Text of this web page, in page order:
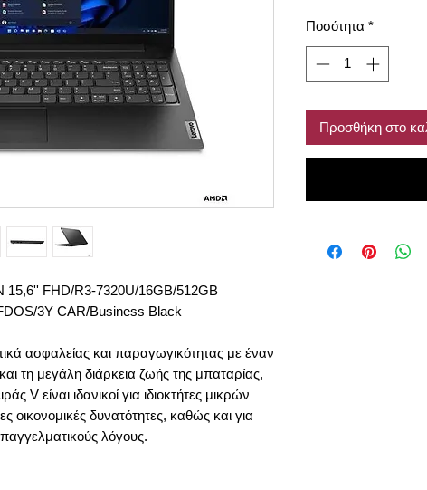
15,6'' FHD/R3-7320U/16GB/512GB
3Y CAR/Business Black
ασφαλείας και παραγωγικότητας με έναν
τη μεγάλη διάρκεια ζωής της μπαταρίας,
V είναι ιδανικοί για ιδιοκτήτες μικρών
οικονομικές δυνατότητες, καθώς και για
λόγους.
Ποσότητα *
Προσθήκη στο